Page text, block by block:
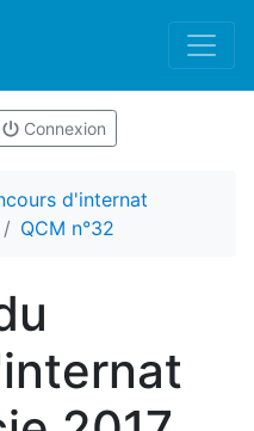
Connexion
d'internat
QCM n°32